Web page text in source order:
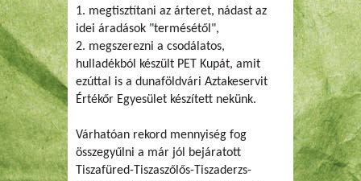
1. megtisztítani az árteret, nádast az
idei áradások "termésétől",
2. megszerezni a csodálatos,
hulladékból készült PET Kupát, amit
ezúttal is a dunaföldvári Aztakeservit
Értékőr Egyesület készített nekünk.
Várhatóan rekord mennyiség fog
összegyűlni a már jól bejáratott
Tiszafüred-Tiszaszőlős-Tiszaderzs-